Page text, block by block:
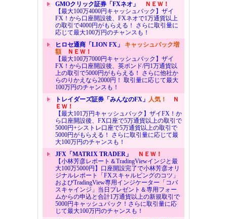
GMOクリック証券「FXネオ」
ＮＥＷ！
【最大100万4000円キャッシュバック】ザイ
FX！から口座開設後、FXネオで1万通貨以上
の取引で4000円がもらえる！ さらに取引量に
応じて最大100万円のチャンスも！
ヒロセ通商「LION FX」 キャッシュバック増
額ＮＥＷ！
【最大100万7000円キャッシュバック】ザイ
FX！から口座開設後、英ポンド/円1万通貨以
上の取引で5000円がもらえる！ さらに他社か
らのりかえなら2000円！ 取引量に応じて最大
100万円のチャンスも！
トレイダーズ証券「みんなのFX」 人気！
Ｎ
ＥＷ！
【最大101万円キャッシュバック】ザイFX！か
ら口座開設後、FX口座で5万通貨以上の取引で
5000円+シストレ口座で5万通貨以上の取引で
5000円がもらえる！ さらに取引量に応じて最
大100万円のチャンスも！
JFX「MATRIX TRADER」
ＮＥＷ！
【小林芳彦レポート＆TradingViewインジと最
大100万5000円】口座開設完了で小林芳彦オリ
ジナルレポート「FXスキャルピングのコツ」
およびTradingView専用インジケーター「コバ
スキャインジ」当日プレゼント＆専用フォー
ムからの申込と合計1万通貨以上の新規取引で
5000円キャッシュバック！さらに取引量に応
じて最大100万円のチャンスも！